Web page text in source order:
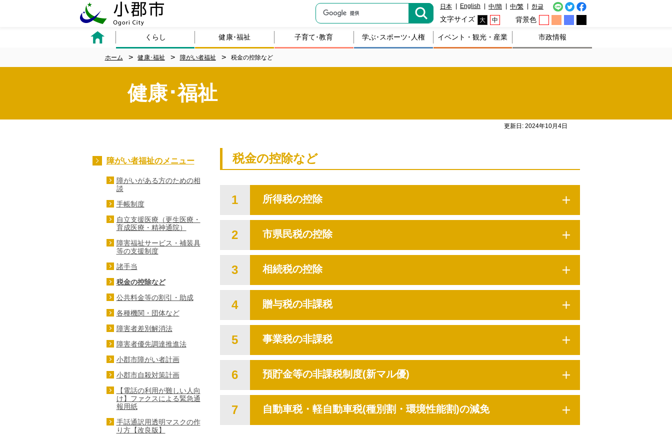
日本 English 中/簡 中/繁 한글
文字サイズ 大 中 背景色
くらし 健康･福祉 子育て･教育 学ぶ･スポーツ･人権 イベント・観光・産業 市政情報
ホーム 健康･福祉 障がい者福祉 税金の控除など
健康･福祉
更新日: 2024年10月4日
税金の控除など
1 所得税の控除
2 市県民税の控除
3 相続税の控除
4 贈与税の非課税
5 事業税の非課税
6 預貯金等の非課税制度(新マル優)
7 自動車税・軽自動車税(種別割・環境性能割)の減免
障がい者福祉のメニュー
障がいがある方のための相
談
手帳制度
自立支援医療（更生医療・
育成医療・精神通院）
障害福祉サービス・補装具
等の支援制度
諸手当
税金の控除など
公共料金等の割引・助成
各種機関・団体など
障害者差別解消法
障害者優先調達推進法
小郡市障がい者計画
小郡市自殺対策計画
【電話の利用が難しい人向
け】ファクスによる緊急通
報用紙
手話通訳用透明マスクの作
り方【改良版】